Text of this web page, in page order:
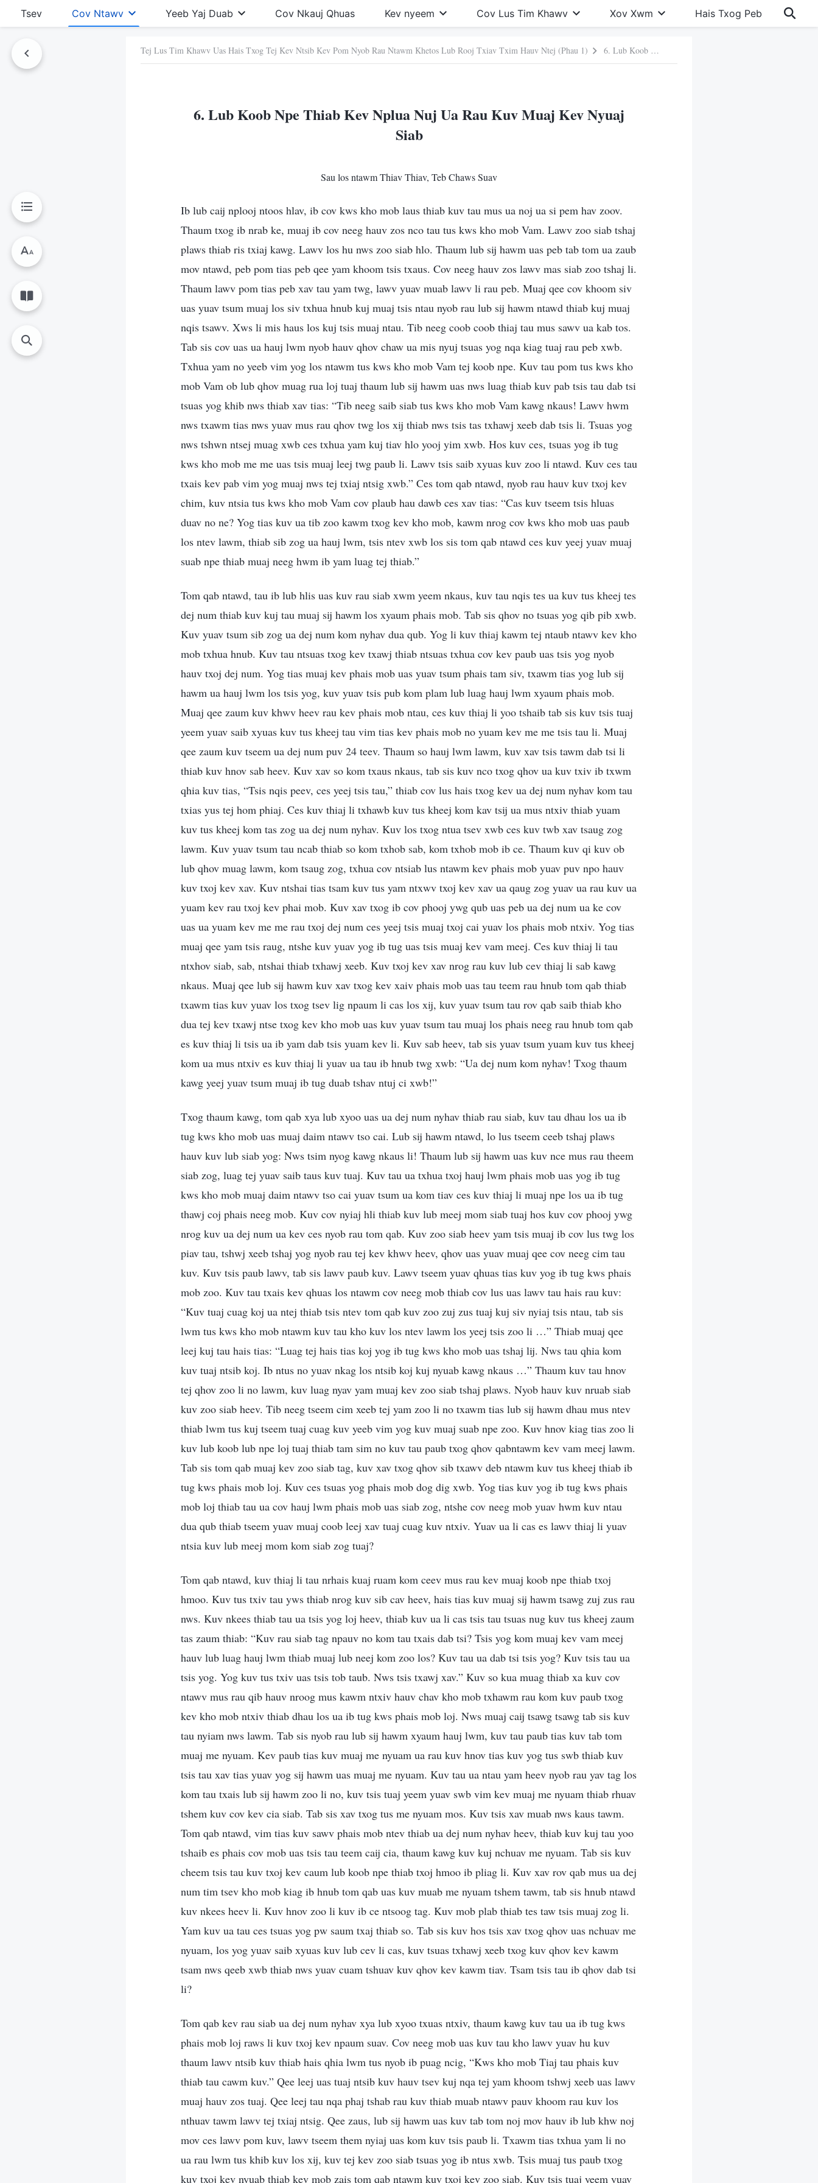
Tsev Cov Ntawv Yeeb Yaj Duab Cov Nkauj Qhuas Kev nyeem Cov Lus Tim Khawv Xov Xwm Hais Txog Peb
Tej Lus Tim Khawv Uas Hais Txog Tej Kev Ntsib Kev Pom Nyob Rau Ntawm Khetos Lub Rooj Txiav Txim Hauv Ntej (Phau 1) 6. Lub Koob Npe Thiab Kev Nplua Nuj Ua Rau Kuv Muaj Kev Nyuaj Siab
6. Lub Koob Npe Thiab Kev Nplua Nuj Ua Rau Kuv Muaj Kev Nyuaj
Siab
Sau los ntawm Thiav Thiav, Teb Chaws Suav
Ib lub caij nplooj ntoos hlav, ib cov kws kho mob laus thiab kuv tau mus ua noj ua si pem hav zoov.
Thaum txog ib nrab ke, muaj ib cov neeg hauv zos nco tau tus kws kho mob Vam. Lawv zoo siab tshaj
plaws thiab ris txiaj kawg. Lawv los hu nws zoo siab hlo. Thaum lub sij hawm uas peb tab tom ua zaub
mov ntawd, peb pom tias peb qee yam khoom tsis txaus. Cov neeg hauv zos lawv mas siab zoo tshaj li.
Thaum lawv pom tias peb xav tau yam twg, lawv yuav muab lawv li rau peb. Muaj qee cov khoom siv
uas yuav tsum muaj los siv txhua hnub kuj muaj tsis ntau nyob rau lub sij hawm ntawd thiab kuj muaj
nqis tsawv. Xws li mis haus los kuj tsis muaj ntau. Tib neeg coob coob thiaj tau mus sawv ua kab tos.
Tab sis cov uas ua hauj lwm nyob hauv qhov chaw ua mis nyuj tsuas yog nqa kiag tuaj rau peb xwb.
Txhua yam no yeeb vim yog los ntawm tus kws kho mob Vam tej koob npe. Kuv tau pom tus kws kho
mob Vam ob lub qhov muag rua loj tuaj thaum lub sij hawm uas nws luag thiab kuv pab tsis tau dab tsi
tsuas yog khib nws thiab xav tias: “Tib neeg saib siab tus kws kho mob Vam kawg nkaus! Lawv hwm
nws txawm tias nws yuav mus rau qhov twg los xij thiab nws tsis tas txhawj xeeb dab tsis li. Tsuas yog
nws tshwn ntsej muag xwb ces txhua yam kuj tiav hlo yooj yim xwb. Hos kuv ces, tsuas yog ib tug
kws kho mob me me uas tsis muaj leej twg paub li. Lawv tsis saib xyuas kuv zoo li ntawd. Kuv ces tau
txais kev pab vim yog muaj nws tej txiaj ntsig xwb.” Ces tom qab ntawd, nyob rau hauv kuv txoj kev
chim, kuv ntsia tus kws kho mob Vam cov plaub hau dawb ces xav tias: “Cas kuv tseem tsis hluas
duav no ne? Yog tias kuv ua tib zoo kawm txog kev kho mob, kawm nrog cov kws kho mob uas paub
los ntev lawm, thiab sib zog ua hauj lwm, tsis ntev xwb los sis tom qab ntawd ces kuv yeej yuav muaj
suab npe thiab muaj neeg hwm ib yam luag tej thiab.”
Tom qab ntawd, tau ib lub hlis uas kuv rau siab xwm yeem nkaus, kuv tau nqis tes ua kuv tus kheej tes
dej num thiab kuv kuj tau muaj sij hawm los xyaum phais mob. Tab sis qhov no tsuas yog qib pib xwb.
Kuv yuav tsum sib zog ua dej num kom nyhav dua qub. Yog li kuv thiaj kawm tej ntaub ntawv kev kho
mob txhua hnub. Kuv tau ntsuas txog kev txawj thiab ntsuas txhua cov kev paub uas tsis yog nyob
hauv txoj dej num. Yog tias muaj kev phais mob uas yuav tsum phais tam siv, txawm tias yog lub sij
hawm ua hauj lwm los tsis yog, kuv yuav tsis pub kom plam lub luag hauj lwm xyaum phais mob.
Muaj qee zaum kuv khwv heev rau kev phais mob ntau, ces kuv thiaj li yoo tshaib tab sis kuv tsis tuaj
yeem yuav saib xyuas kuv tus kheej tau vim tias kev phais mob no yuam kev me me tsis tau li. Muaj
qee zaum kuv tseem ua dej num puv 24 teev. Thaum so hauj lwm lawm, kuv xav tsis tawm dab tsi li
thiab kuv hnov sab heev. Kuv xav so kom txaus nkaus, tab sis kuv nco txog qhov ua kuv txiv ib txwm
qhia kuv tias, “Tsis nqis peev, ces yeej tsis tau,” thiab cov lus hais txog kev ua dej num nyhav kom tau
txias yus tej hom phiaj. Ces kuv thiaj li txhawb kuv tus kheej kom kav tsij ua mus ntxiv thiab yuam
kuv tus kheej kom tas zog ua dej num nyhav. Kuv los txog ntua tsev xwb ces kuv twb xav tsaug zog
lawm. Kuv yuav tsum tau ncab thiab so kom txhob sab, kom txhob mob ib ce. Thaum kuv qi kuv ob
lub qhov muag lawm, kom tsaug zog, txhua cov ntsiab lus ntawm kev phais mob yuav puv npo hauv
kuv txoj kev xav. Kuv ntshai tias tsam kuv tus yam ntxwv txoj kev xav ua qaug zog yuav ua rau kuv ua
yuam kev rau txoj kev phai mob. Kuv xav txog ib cov phooj ywg qub uas peb ua dej num ua ke cov
uas ua yuam kev me me rau txoj dej num ces yeej tsis muaj txoj cai yuav los phais mob ntxiv. Yog tias
muaj qee yam tsis raug, ntshe kuv yuav yog ib tug uas tsis muaj kev vam meej. Ces kuv thiaj li tau
ntxhov siab, sab, ntshai thiab txhawj xeeb. Kuv txoj kev xav nrog rau kuv lub cev thiaj li sab kawg
nkaus. Muaj qee lub sij hawm kuv xav txog kev xaiv phais mob uas tau teem rau hnub tom qab thiab
txawm tias kuv yuav los txog tsev lig npaum li cas los xij, kuv yuav tsum tau rov qab saib thiab kho
dua tej kev txawj ntse txog kev kho mob uas kuv yuav tsum tau muaj los phais neeg rau hnub tom qab
es kuv thiaj li tsis ua ib yam dab tsis yuam kev li. Kuv sab heev, tab sis yuav tsum yuam kuv tus kheej
kom ua mus ntxiv es kuv thiaj li yuav ua tau ib hnub twg xwb: “Ua dej num kom nyhav! Txog thaum
kawg yeej yuav tsum muaj ib tug duab tshav ntuj ci xwb!”
Txog thaum kawg, tom qab xya lub xyoo uas ua dej num nyhav thiab rau siab, kuv tau dhau los ua ib
tug kws kho mob uas muaj daim ntawv tso cai. Lub sij hawm ntawd, lo lus tseem ceeb tshaj plaws
hauv kuv lub siab yog: Nws tsim nyog kawg nkaus li! Thaum lub sij hawm uas kuv nce mus rau theem
siab zog, luag tej yuav saib taus kuv tuaj. Kuv tau ua txhua txoj hauj lwm phais mob uas yog ib tug
kws kho mob muaj daim ntawv tso cai yuav tsum ua kom tiav ces kuv thiaj li muaj npe los ua ib tug
thawj coj phais neeg mob. Kuv cov nyiaj hli thiab kuv lub meej mom siab tuaj hos kuv cov phooj ywg
nrog kuv ua dej num ua kev ces nyob rau tom qab. Kuv zoo siab heev yam tsis muaj ib cov lus twg los
piav tau, tshwj xeeb tshaj yog nyob rau tej kev khwv heev, qhov uas yuav muaj qee cov neeg cim tau
kuv. Kuv tsis paub lawv, tab sis lawv paub kuv. Lawv tseem yuav qhuas tias kuv yog ib tug kws phais
mob zoo. Kuv tau txais kev qhuas los ntawm cov neeg mob thiab cov lus uas lawv tau hais rau kuv:
“Kuv tuaj cuag koj ua ntej thiab tsis ntev tom qab kuv zoo zuj zus tuaj kuj siv nyiaj tsis ntau, tab sis
lwm tus kws kho mob ntawm kuv tau kho kuv los ntev lawm los yeej tsis zoo li …” Thiab muaj qee
leej kuj tau hais tias: “Luag tej hais tias koj yog ib tug kws kho mob uas tshaj lij. Nws tau qhia kom
kuv tuaj ntsib koj. Ib ntus no yuav nkag los ntsib koj kuj nyuab kawg nkaus …” Thaum kuv tau hnov
tej qhov zoo li no lawm, kuv luag nyav yam muaj kev zoo siab tshaj plaws. Nyob hauv kuv nruab siab
kuv zoo siab heev. Tib neeg tseem cim xeeb tej yam zoo li no txawm tias lub sij hawm dhau mus ntev
thiab lwm tus kuj tseem tuaj cuag kuv yeeb vim yog kuv muaj suab npe zoo. Kuv hnov kiag tias zoo li
kuv lub koob lub npe loj tuaj thiab tam sim no kuv tau paub txog qhov qabntawm kev vam meej lawm.
Tab sis tom qab muaj kev zoo siab tag, kuv xav txog qhov sib txawv deb ntawm kuv tus kheej thiab ib
tug kws phais mob loj. Kuv ces tsuas yog phais mob dog dig xwb. Yog tias kuv yog ib tug kws phais
mob loj thiab tau ua cov hauj lwm phais mob uas siab zog, ntshe cov neeg mob yuav hwm kuv ntau
dua qub thiab tseem yuav muaj coob leej xav tuaj cuag kuv ntxiv. Yuav ua li cas es lawv thiaj li yuav
ntsia kuv lub meej mom kom siab zog tuaj?
Tom qab ntawd, kuv thiaj li tau nrhais kuaj ruam kom ceev mus rau kev muaj koob npe thiab txoj
hmoo. Kuv tus txiv tau yws thiab nrog kuv sib cav heev, hais tias kuv muaj sij hawm tsawg zuj zus rau
nws. Kuv nkees thiab tau ua tsis yog loj heev, thiab kuv ua li cas tsis tau tsuas nug kuv tus kheej zaum
tas zaum thiab: “Kuv rau siab tag npauv no kom tau txais dab tsi? Tsis yog kom muaj kev vam meej
hauv lub luag hauj lwm thiab muaj lub neej kom zoo los? Kuv tau ua dab tsi tsis yog? Kuv tsis tau ua
tsis yog. Yog kuv tus txiv uas tsis tob taub. Nws tsis txawj xav.” Kuv so kua muag thiab xa kuv cov
ntawv mus rau qib hauv nroog mus kawm ntxiv hauv chav kho mob txhawm rau kom kuv paub txog
kev kho mob ntxiv thiab dhau los ua ib tug kws phais mob loj. Nws muaj caij tsawg tsawg tab sis kuv
tau nyiam nws lawm. Tab sis nyob rau lub sij hawm xyaum hauj lwm, kuv tau paub tias kuv tab tom
muaj me nyuam. Kev paub tias kuv muaj me nyuam ua rau kuv hnov tias kuv yog tus swb thiab kuv
tsis tau xav tias yuav yog sij hawm uas muaj me nyuam. Kuv tau ua ntau yam heev nyob rau yav tag los
kom tau txais lub sij hawm zoo li no, kuv tsis tuaj yeem yuav swb vim kev muaj me nyuam thiab rhuav
tshem kuv cov kev cia siab. Tab sis xav txog tus me nyuam mos. Kuv tsis xav muab nws kaus tawm.
Tom qab ntawd, vim tias kuv sawv phais mob ntev thiab ua dej num nyhav heev, thiab kuv kuj tau yoo
tshaib es phais cov mob uas tsis tau teem caij cia, thaum kawg kuv kuj nchuav me nyuam. Tab sis kuv
cheem tsis tau kuv txoj kev caum lub koob npe thiab txoj hmoo ib pliag li. Kuv xav rov qab mus ua dej
num tim tsev kho mob kiag ib hnub tom qab uas kuv muab me nyuam tshem tawm, tab sis hnub ntawd
kuv nkees heev li. Kuv hnov zoo li kuv ib ce ntsoog tag. Kuv mob plab thiab tes taw tsis muaj zog li.
Yam kuv ua tau ces tsuas yog pw saum txaj thiab so. Tab sis kuv hos tsis xav txog qhov uas nchuav me
nyuam, los yog yuav saib xyuas kuv lub cev li cas, kuv tsuas txhawj xeeb txog kuv qhov kev kawm
tsam nws qeeb xwb thiab nws yuav cuam tshuav kuv qhov kev kawm tiav. Tsam tsis tau ib qhov dab tsi
li?
Tom qab kev rau siab ua dej num nyhav xya lub xyoo txuas ntxiv, thaum kawg kuv tau ua ib tug kws
phais mob loj raws li kuv txoj kev npaum suav. Cov neeg mob uas kuv tau kho lawv yuav hu kuv
thaum lawv ntsib kuv thiab hais qhia lwm tus nyob ib puag ncig, “Kws kho mob Tiaj tau phais kuv
thiab tau cawm kuv.” Qee leej uas tuaj ntsib kuv hauv tsev kuj nqa tej yam khoom tshwj xeeb uas lawv
muaj hauv zos tuaj. Qee leej tau nqa phaj tshab rau kuv thiab muab ntawv pauv khoom rau kuv los
nthuav tawm lawv tej txiaj ntsig. Qee zaus, lub sij hawm uas kuv tab tom noj mov hauv ib lub khw noj
mov ces lawv pom kuv, lawv tseem them nyiaj uas kom kuv tsis paub li. Txawm tias txhua yam li no
ua rau lwm tus khib kuv los xij, kuv tej kev zoo siab tsuas yog ib ntus xwb. Tsis muaj tus paub txog
kuv txoj kev nyuab thiab kev mob zais tom qab ntawm kuv txoj kev zoo siab. Kuv tsis tuaj yeem yuav